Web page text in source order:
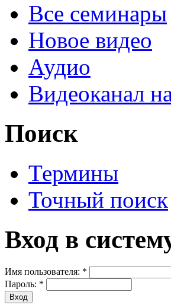
Все семинары
Новое видео
Аудио
Видеоканал
Поиск
Термины
Точный поиск
Вход в
Имя пользователя: *
Пароль: *